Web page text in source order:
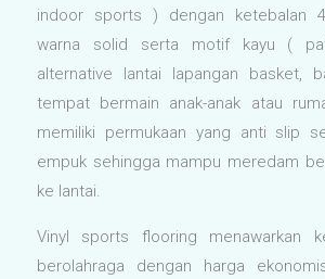
indoor sports ) dengan ketebalan
warna solid serta motif kayu (
alternative lantai lapangan basket,
tempat bermain anak-anak atau
memiliki permukaan yang anti slip
empuk sehingga mampu meredam
ke lantai.
Vinyl sports flooring menawarkan
berolahraga dengan harga